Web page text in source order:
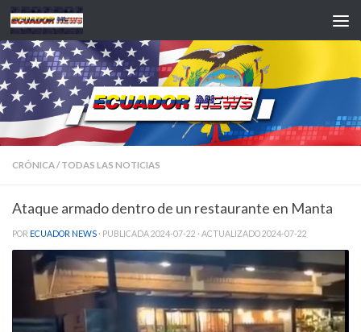
Saltar al contenido
CRÓNICA/ TODAS LAS NOTICIAS
Ataque armado dentro de un restaurante en Manta
POR ECUADOR NEWS · PUBLICADA2024-07-22 · ACTUALIZADO2024-07-22